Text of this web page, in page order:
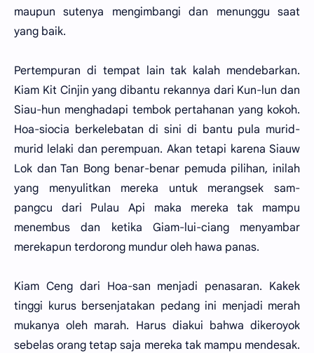
maupun sutenya mengimbangi dan menunggu saat
yang baik.
Pertempuran di tempat lain tak kalah mendebarkan.
Kiam Kit Cinjin yang dibantu rekannya dari Kun-lun dan
Siau-hun menghadapi tembok pertahanan yang kokoh.
Hoa-siocia berkelebatan di sini di bantu pula murid-
murid lelaki dan perempuan. Akan tetapi karena Siauw
Lok dan Tan Bong benar-benar pemuda pilihan, inilah
yang menyulitkan mereka untuk merangsek sam-
pangcu dari Pulau Api maka mereka tak mampu
menembus dan ketika Giam-lui-ciang menyambar
merekapun terdorong mundur oleh hawa panas.
Kiam Ceng dari Hoa-san menjadi penasaran. Kakek
tinggi kurus bersenjatakan pedang ini menjadi merah
mukanya oleh marah. Harus diakui bahwa dikeroyok
sebelas orang tetap saja mereka tak mampu mendesak.